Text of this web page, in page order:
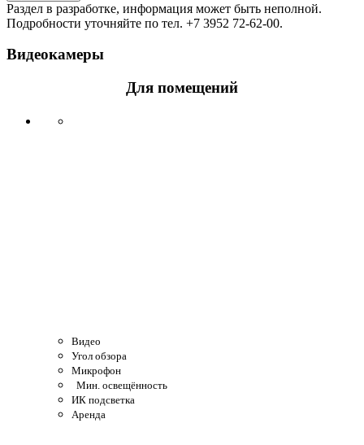
Раздел в разработке, информация может быть неполной.
Подробности уточняйте по тел. +7 3952 72-62-00.
Видеокамеры
Для помещений
Видео
Угол обзора
Микрофон
Мин. освещённость
ИК подсветка
Аренда